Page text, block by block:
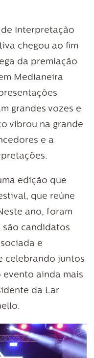
de Interpretação
chegou ao fim
da premiação
Medianeira
grandes vozes e
vibrou na grande
e a
edição que
que reúne
ano, foram
são candidatos
e
celebrando juntos
evento ainda mais
da Lar